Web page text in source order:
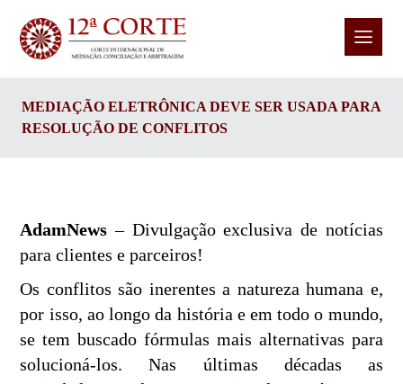
MEDIAÇÃO ELETRÔNICA DEVE SER USADA PARA
RESOLUÇÃO DE CONFLITOS
AdamNews – Divulgação exclusiva de notícias
para clientes e parceiros!
Os conflitos são inerentes a natureza humana e,
por isso, ao longo da história e em todo o mundo,
se tem buscado fórmulas mais alternativas para
solucioná-los. Nas últimas décadas as